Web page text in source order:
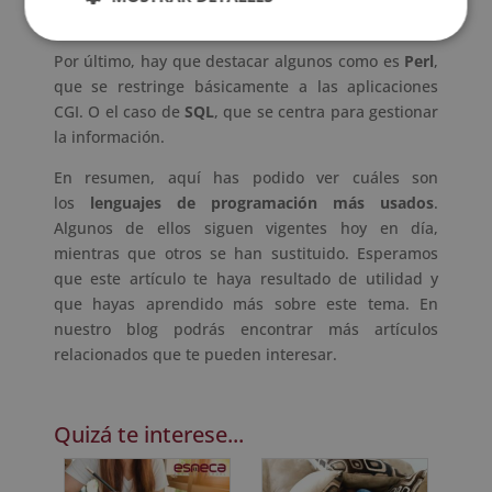
Por último, hay que destacar algunos como es Perl,
que se restringe básicamente a las aplicaciones
CGI. O el caso de SQL, que se centra para gestionar
la información.
En resumen, aquí has podido ver cuáles son
los lenguajes de programación más usados.
Algunos de ellos siguen vigentes hoy en día,
mientras que otros se han sustituido. Esperamos
que este artículo te haya resultado de utilidad y
que hayas aprendido más sobre este tema. En
nuestro blog podrás encontrar más artículos
relacionados que te pueden interesar.
Quizá te interese...